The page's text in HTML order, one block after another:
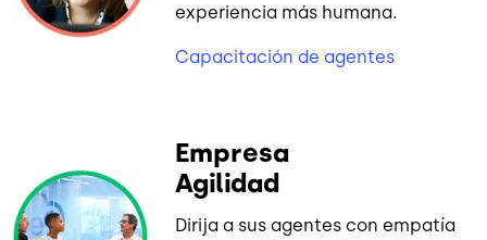
experiencia más humana.
Capacitación de agentes
Empresa
Agilidad
Dirija a sus agentes con empatía